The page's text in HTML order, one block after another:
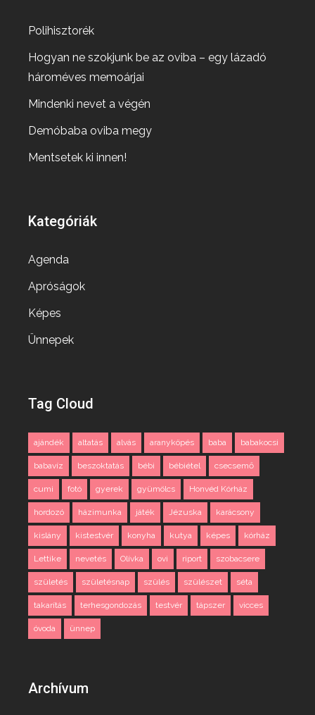
Polihisztorék
Hogyan ne szokjunk be az oviba – egy lázadó
hároméves memoárjai
Mindenki nevet a végén
Demóbaba oviba megy
Mentsetek ki innen!
Kategóriák
Agenda
Apróságok
Képes
Ünnepek
Tag Cloud
ajándék altatás alvás aranyköpés baba babakocsi
babavíz beszoktatás bébi bébiétel csecsemő
cumi fotó gyerek gyümölcs Honvéd Kórház
hordozó házimunka játék Jézuska karácsony
kislány kistestvér konyha kutya képes kórház
Lettike nevetés Olívka ovi riport szobacsere
születés születésnap szülés szülészet séta
takarítás terhesgondozás testvér tápszer vicces
óvoda ünnep
Archívum